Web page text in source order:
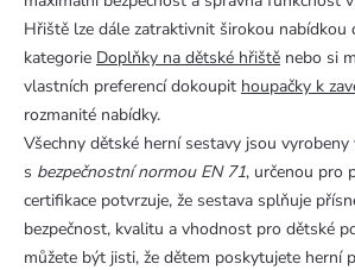
Hřiště lze dále zatraktivnit širokou nabídkou
kategorie Doplňky na dětské hřiště nebo si
vlastních preferencí dokoupit houpačky k
rozmanité nabídky.
Všechny dětské herní sestavy jsou vyrobeny
s bezpečnostní normou EN 71, určenou pro
certifikace potvrzuje, že sestava splňuje
bezpečnost, kvalitu a vhodnost pro dětské
můžete být jisti, že dětem poskytujete herní